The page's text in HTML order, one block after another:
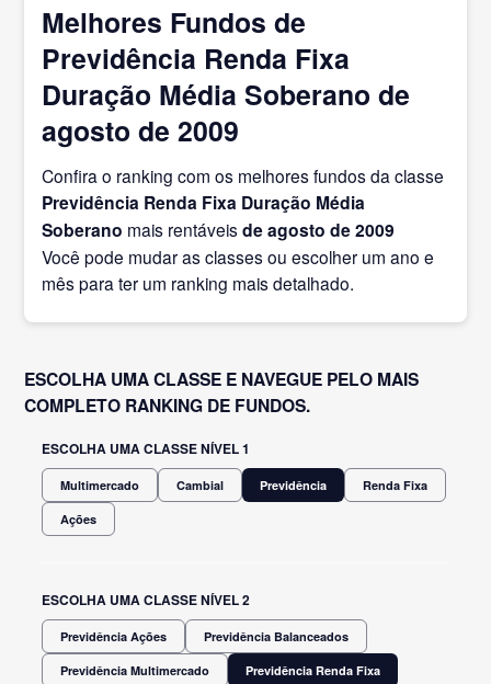
Melhores Fundos de
Previdência Renda Fixa
Duração Média Soberano de
agosto de 2009
Confira o ranking com os melhores fundos da classe
Previdência Renda Fixa Duração Média
Soberano mais rentáveisde agosto de 2009
Você pode mudar as classes ou escolher um ano e
mês para ter um ranking mais detalhado.
ESCOLHA UMA CLASSE E NAVEGUE PELO MAIS
COMPLETO RANKING DE FUNDOS.
ESCOLHA UMA CLASSE NÍVEL 1
Multimercado Cambial Previdência Renda Fixa
Ações
ESCOLHA UMA CLASSE NÍVEL 2
Previdência Ações Previdência Balanceados
Previdência Multimercado Previdência Renda Fixa